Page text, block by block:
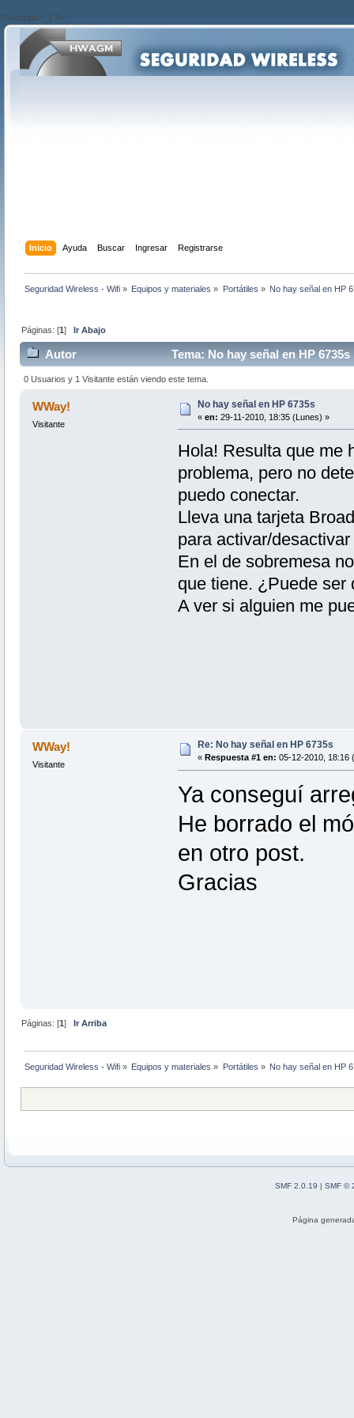
?>/script>'; } ?>
Inicio Ayuda Buscar Ingresar Registrarse
Seguridad Wireless - Wifi » Equipos y materiales » Portátiles » No hay señal en HP
Páginas: [1]Ir Abajo
Autor Tema: No hay señal en HP
0 Usuarios y 1 Visitante están viendo este tema.
WWay!
Visitante
No hay señal en HP 6735s
« en: 29-11-2010, 18:35 (Lunes) »
Hola! Resulta que me
problema, pero no
puedo conectar.
Lleva una tarjeta
para activar/
En el de sobremesa
que tiene. ¿Puede ser
A ver si alguien me
WWay!
Visitante
Re: No hay señal en HP 6735s
« Respuesta #1 en: 05-12-2010, 18:16
Ya conseguí
He borrado el
en otro post.
Gracias
Páginas: [1] Ir Arriba
Seguridad Wireless - Wifi » Equipos y materiales » Portátiles » No hay señal en HP
SMF 2.0.19 | SMF ©
Página